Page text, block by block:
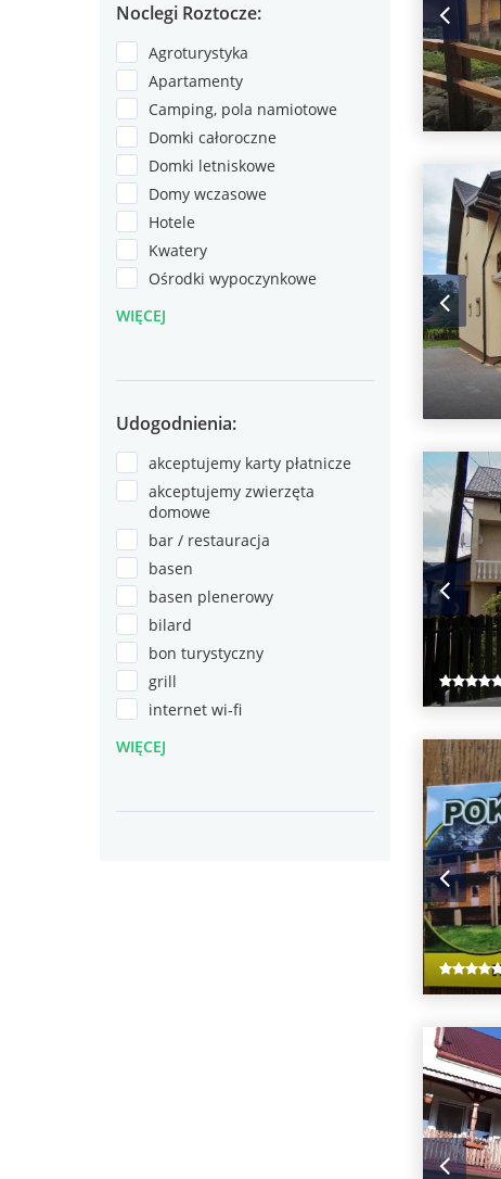
Noclegi Roztocze:
Agroturystyka
Apartamenty
Camping, pola namiotowe
Domki całoroczne
Domki letniskowe
Domy wczasowe
Hotele
Kwatery
Ośrodki wypoczynkowe
WIĘCEJ
Udogodnienia:
akceptujemy karty płatnicze
akceptujemy zwierzęta
domowe
bar / restauracja
basen
basen plenerowy
bilard
bon turystyczny
grill
internet wi-fi
WIĘCEJ